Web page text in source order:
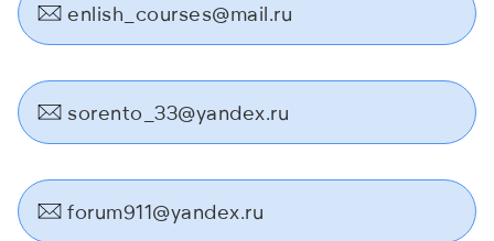
enlish_courses@mail.ru
sorento_33@yandex.ru
forum911@yandex.ru